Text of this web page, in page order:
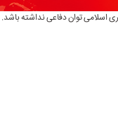
اسلامی توان دفاعی نداشته باشد.